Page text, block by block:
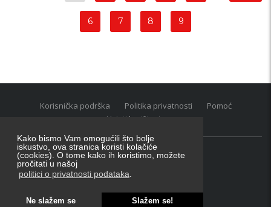
Kako bismo Vam omogućili što bolje
iskustvo, ova stranica koristi kolačiće
(cookies). O tome kako ih koristimo, možete
pročitati u našoj
politici o privatnosti podataka
Ne slažem se Slažem se!
6 7 8 9
Korisnička podrška Politika privatnosti
Pomoć
Uvjeti korištenja
Oglasnik grupacija:posao.hr|oglasnik.hr|auti.hr
Tečaj za konverziju u EUR valutu: 1 euro = 7.53450 kn